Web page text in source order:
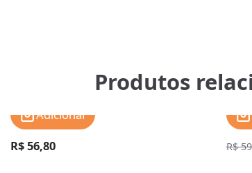
Produtos
R$ 56,80
Adicionar
R$